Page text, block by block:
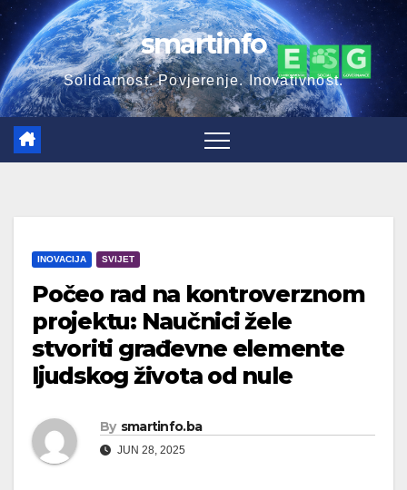
Skip
to
content
smartinfo
Solidarnost. Povjerenje. Inovativnost.
INOVACIJA SVIJET
Počeo rad na kontroverznom
projektu: Naučnici žele
stvoriti građevne elemente
ljudskog života od nule
By smartinfo.ba
JUN 28, 2025